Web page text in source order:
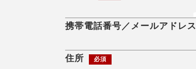
携帯電話番号／メールアドレス
住所 必須